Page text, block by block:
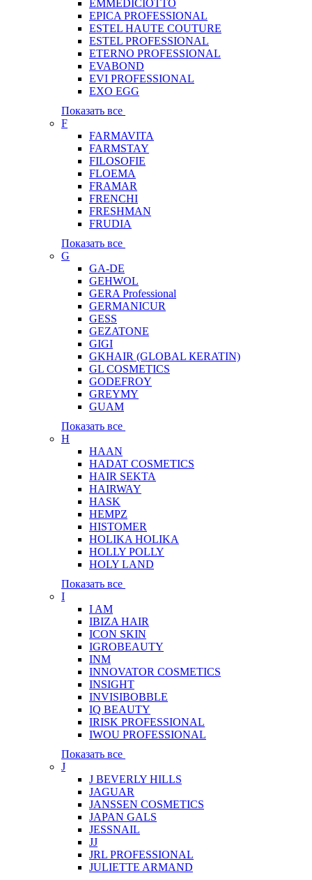
EMMEDICIOTTO
EPICA PROFESSIONAL
ESTEL HAUTE COUTURE
ESTEL PROFESSIONAL
ETERNO PROFESSIONAL
EVABOND
EVI PROFESSIONAL
EXO EGG
Показать все
F
FARMAVITA
FARMSTAY
FILOSOFIE
FLOEMA
FRAMAR
FRENCHI
FRESHMAN
FRUDIA
Показать все
G
GA-DE
GEHWOL
GERA Professional
GERMANICUR
GESS
GEZATONE
GIGI
GKHAIR (GLOBAL КЕRATIN)
GL COSMETICS
GODEFROY
GREYMY
GUAM
Показать все
H
HAAN
HADAT COSMETICS
HAIR SEKTA
HAIRWAY
HASK
HEMPZ
HISTOMER
HOLIKA HOLIKA
HOLLY POLLY
HOLY LAND
Показать все
I
I AM
IBIZA HAIR
ICON SKIN
IGROBEAUTY
INM
INNOVATOR COSMETICS
INSIGHT
INVISIBOBBLE
IQ BEAUTY
IRISK PROFESSIONAL
IWOU PROFESSIONAL
Показать все
J
J BEVERLY HILLS
JAGUAR
JANSSEN COSMETICS
JAPAN GALS
JESSNAIL
JJ
JRL PROFESSIONAL
JULIETTE ARMAND